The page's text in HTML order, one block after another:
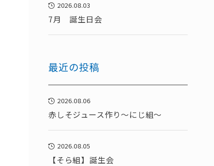
2026.08.03
7月 誕生日会
最近の投稿
2026.08.06
赤しそジュース作り～にじ組～
2026.08.05
【そら組】誕生会